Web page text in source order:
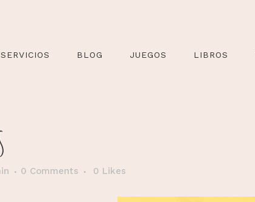
SERVICIOS BLOG JUEGOS LIBROS
0 Comments 0 Likes